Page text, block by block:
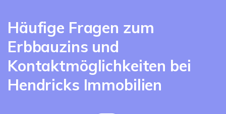
Häufige Fragen zum
Erbbauzins und
Kontaktmöglichkeiten bei
Hendricks Immobilien